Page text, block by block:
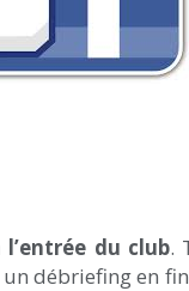
du club.
débriefing en